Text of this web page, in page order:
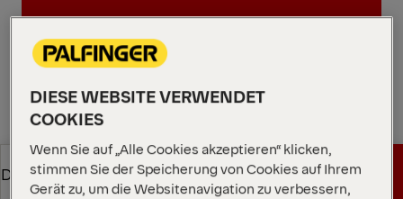
Händler kontaktieren
Händler anrufen
Händler anrufen
Downloads
Angebot anfordern
Kran: PK 1350 TEC
HYDRAULIK & TECHNIK
DIESE WEBSITE VERWENDET
COOKIES
Wenn Sie auf „Alle Cookies akzeptieren“ klicken,
stimmen Sie der Speicherung von Cookies auf Ihrem
Gerät zu, um die Websitenavigation zu verbessern,